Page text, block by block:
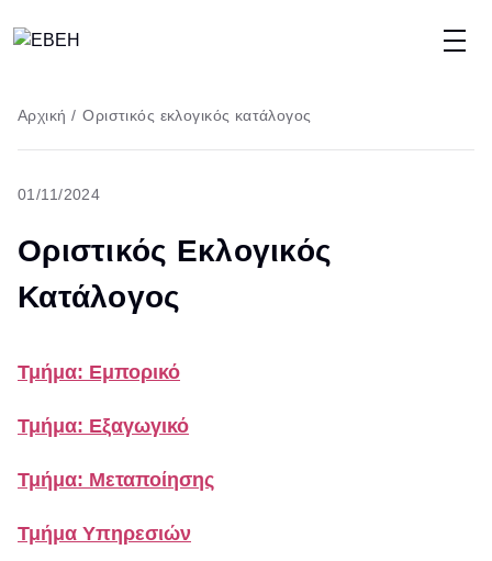
προς
κυρίως
περιεχόμενο
Breadcrumb
Αρχική / Οριστικός εκλογικός κατάλογος
01/11/2024
Οριστικός Εκλογικός
Κατάλογος
Τμήμα: Εμπορικό
Τμήμα: Εξαγωγικό
Τμήμα: Μεταποίησης
Τμήμα Υπηρεσιών